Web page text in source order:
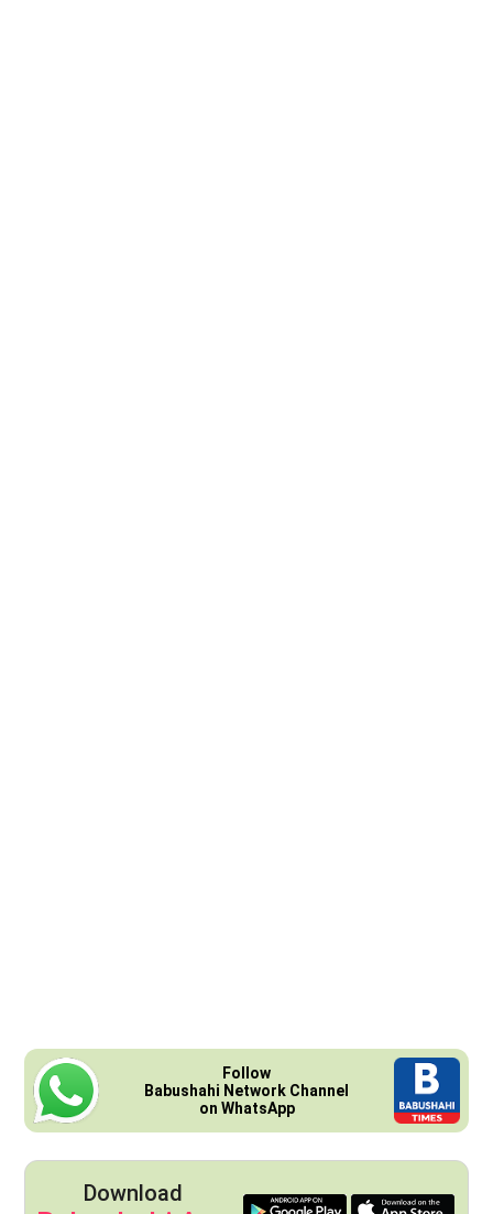
Follow
Babushahi Network Channel
on WhatsApp
Download